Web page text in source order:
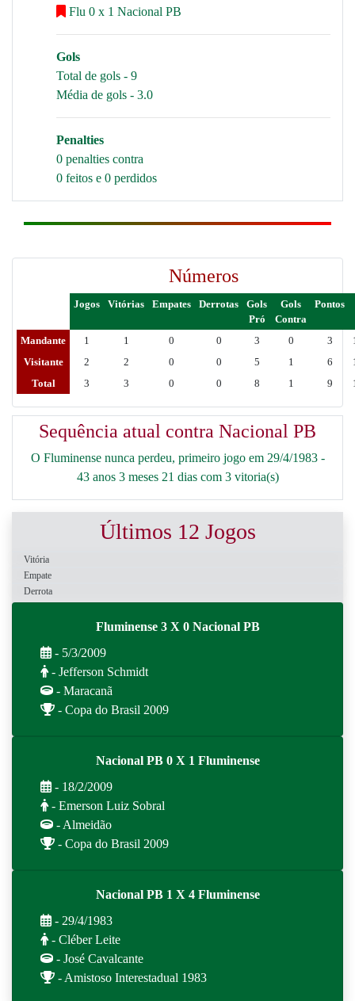
Flu 0 x 1 Nacional PB
Gols
Total de gols - 9
Média de gols - 3.0
Penalties
0 penalties contra
0 feitos e 0 perdidos
Números
Jogos Vitórias Empates Derrotas
Gols
Pró
Gols
Contra
Pontos
Mandante 1 1 0 0 3 0 3
Visitante
2 2 0 0 5 1 6
Total
3 3 0 0 8 1 9
Sequência atual contra Nacional PB
O Fluminense nunca perdeu, primeiro jogo em 29/4/1983 -
43 anos 3 meses 21 dias com 3 vitoria(s)
Últimos 12 Jogos
Vitória
Empate
Derrota
Fluminense 3 X 0 Nacional PB
- 5/3/2009
- Jefferson Schmidt
- Maracanã
- Copa do Brasil 2009
Nacional PB 0 X 1 Fluminense
- 18/2/2009
- Emerson Luiz Sobral
- Almeidão
- Copa do Brasil 2009
Nacional PB 1 X 4 Fluminense
- 29/4/1983
- Cléber Leite
- José Cavalcante
- Amistoso Interestadual 1983